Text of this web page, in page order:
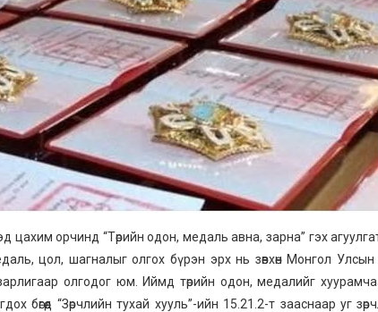
цахим орчинд “Төрийн одон, медаль авна, зарна” гэх
цол, шагналыг олгох бүрэн эрх нь зөвхөн Монгол Улсын
зарлигаар олгодог юм. Иймд төрийн одон, медалийг
бөгөөд “Зөрчлийн тухай хууль”-ийн 15.21.2-т зааснаар уг